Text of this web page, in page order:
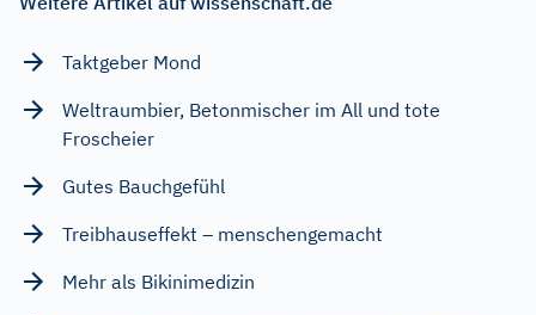
Taktgeber Mond
Weltraumbier, Betonmischer im All und tote
Froscheier
Gutes Bauchgefühl
Treibhauseffekt – menschengemacht
Mehr als Bikinimedizin